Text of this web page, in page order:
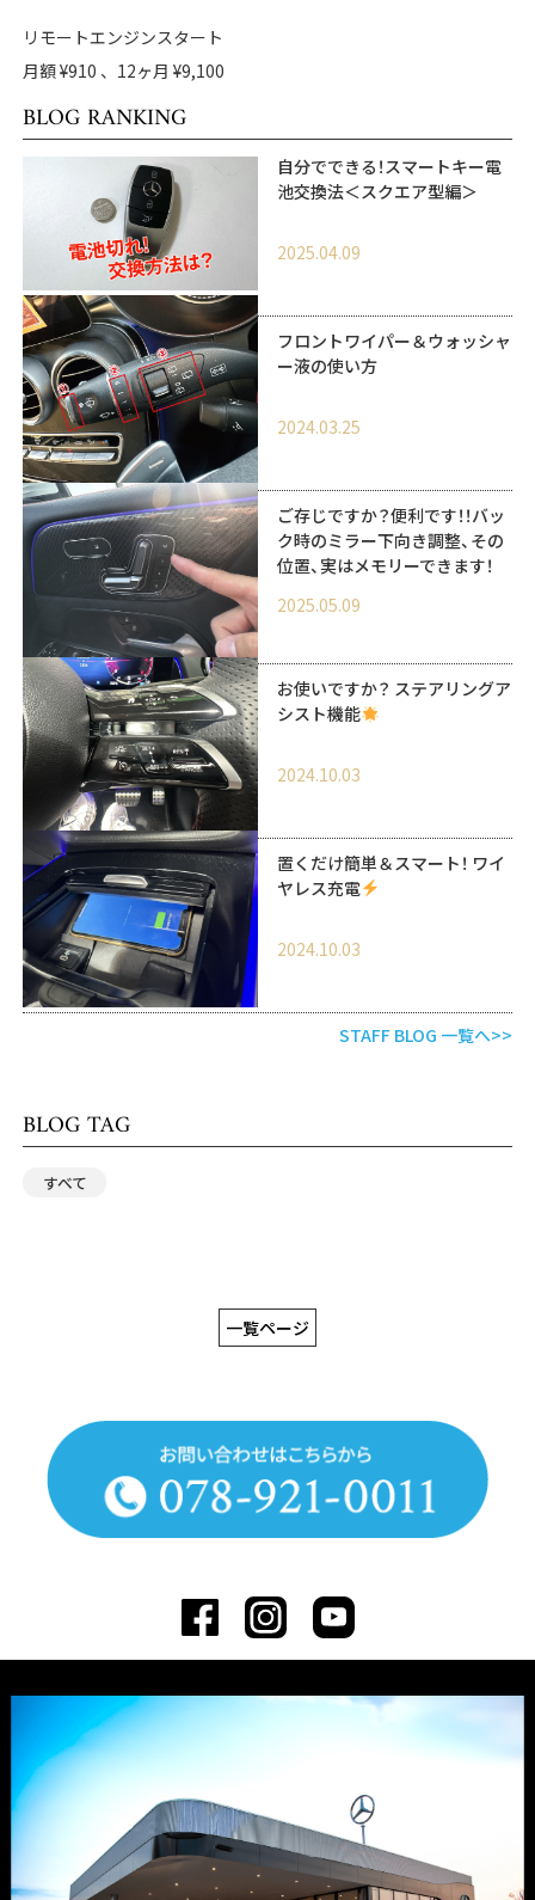
リモートエンジンスタート
月額 ¥910 、12ヶ月 ¥9,100
BLOG RANKING
自分でできる！スマートキー電
池交換法＜スクエア型編＞
2025.04.09
フロントワイパー＆ウォッシャ
ー液の使い方
2024.03.25
ご存じですか？便利です！！バッ
ク時のミラー下向き調整、その
位置、実はメモリーできます！
2025.05.09
お使いですか？ ステアリングア
シスト機能
2024.10.03
置くだけ簡単＆スマート！ ワイ
ヤレス充電
2024.10.03
STAFF BLOG 一覧へ>>
BLOG TAG
すべて
一覧ページ